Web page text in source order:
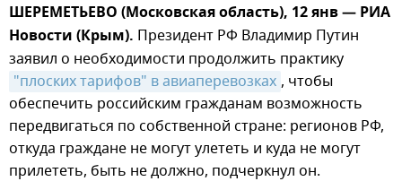
ШЕРЕМЕТЬЕВО (Московская область), 12 янв — РИА
Новости (Крым). Президент РФ Владимир Путин
заявил о необходимости продолжить практику
"плоских тарифов" в авиаперевозках , чтобы
обеспечить российским гражданам возможность
передвигаться по собственной стране: регионов РФ,
откуда граждане не могут улететь и куда не могут
прилететь, быть не должно, подчеркнул он.